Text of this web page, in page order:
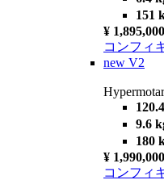
151
¥ 1,895,000
コンフィ
new V2
9.6
180
¥ 1,990,000
コンフィ